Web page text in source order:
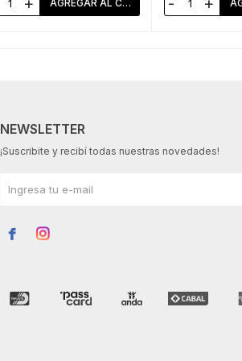
NEWSLETTER
¡Suscribite y recibí todas nuestras novedades!
 